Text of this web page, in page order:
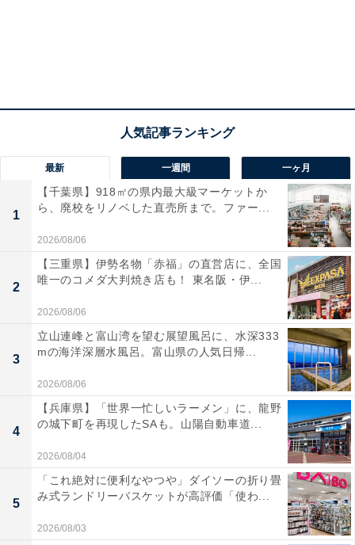
左から、頑者監修「冷し魚介豚骨まぜそば」とShin-Shin店主監修「博多焼
頑者監修 冷し魚介豚骨まぜそば（税込598円）
「冷し魚介豚骨まぜそば」は、つけめんブームの火付け
役として東京や神奈川にも進出し、10店舗以上営業して
いる「頑者」監修のまぜそばです。コシのある中太麺
に、魚介だしや豚ガラスープなどを合わせた、頑者のつ
けめんのたれを再現した濃厚な味わいに仕上がっていま
す。
Shin-Shin店主監修 博多焼きラーメン（税込550円）
あっさりとした豚骨スープと手間暇かけたチャーシュ
ー、そして極細のストレート麺が特徴の「博多純情らー
めん」を提供する福岡天神の行列店「Shin-Shin」店主監
修。とんこつベースの濃厚スープにウスターソースを合
わせ、ラードのコクや魚介の風味を感じられる味わいに
仕上がっています。
最新 一週間 一ヶ月
1
【千葉県】918㎡の県内最大級マーケットか
ら、廃校をリノベした直売所まで。ファー...
2026/08/06
2
【三重県】伊勢名物「赤福」の直営店に、全国
唯一のコメダ大判焼き店も！ 東名阪・伊...
2026/08/06
3
立山連峰と富山湾を望む展望風呂に、水深333
mの海洋深層水風呂。富山県の人気日帰...
2026/08/06
4
【兵庫県】「世界一忙しいラーメン」に、龍野
の城下町を再現したSAも。山陽自動車道...
2026/08/04
5
「これ絶対に便利なやつや」ダイソーの折り畳
み式ランドリーバスケットが高評価「使わ...
2026/08/03